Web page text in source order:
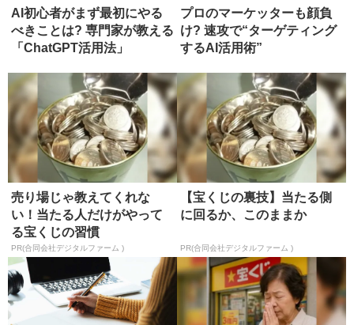
AI初心者がまず最初にやる
べきことは? 専門家が教える
「ChatGPT活用法」
プロのマーケッターも顔負
け? 速攻で“ターゲティング
するAI活用術”
売り場じゃ教えてくれな
い！当たる人だけがやって
る宝くじの習慣
PR(合同会社デジタルファーム )
【宝くじの裏技】当たる側
に回るか、このままか
PR(合同会社デジタルファーム )